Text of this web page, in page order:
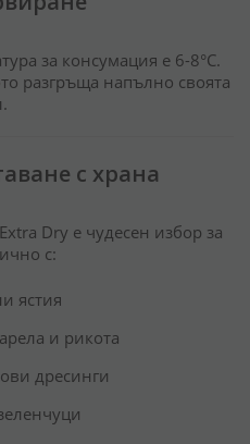
за консумация е 6-8°C.
разгръща напълно своята
с храна
Dry е чудесен избор за
с:
ястия
и рикота
дресинги